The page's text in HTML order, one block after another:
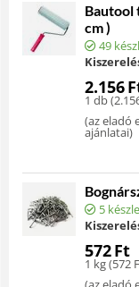
Bautool
cm )
49
2.156
1 db (
(az eladó
ajánlatai)
5
572Ft
1 kg (572